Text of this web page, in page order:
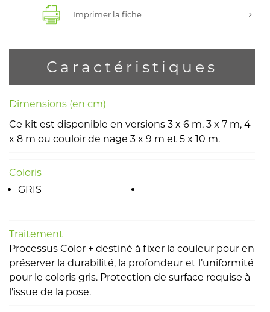
Imprimer la fiche
Caractéristiques
Dimensions (en cm)
Ce kit est disponible en versions 3 x 6 m, 3 x 7 m, 4
x 8 m ou couloir de nage 3 x 9 m et 5 x 10 m.
Coloris
GRIS
Traitement
Processus Color + destiné à fixer la couleur pour en
préserver la durabilité, la profondeur et l’uniformité
pour le coloris gris. Protection de surface requise à
l'issue de la pose.